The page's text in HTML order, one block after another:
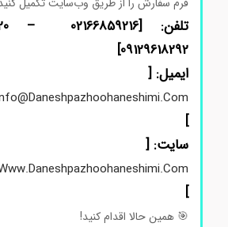
09129618292
]
ایمیل: [
Info@daneshpazhoohaneshimi.com
سایت: [
Www.daneshpazhoohaneshimi.com
همینحالااقدامکنید!